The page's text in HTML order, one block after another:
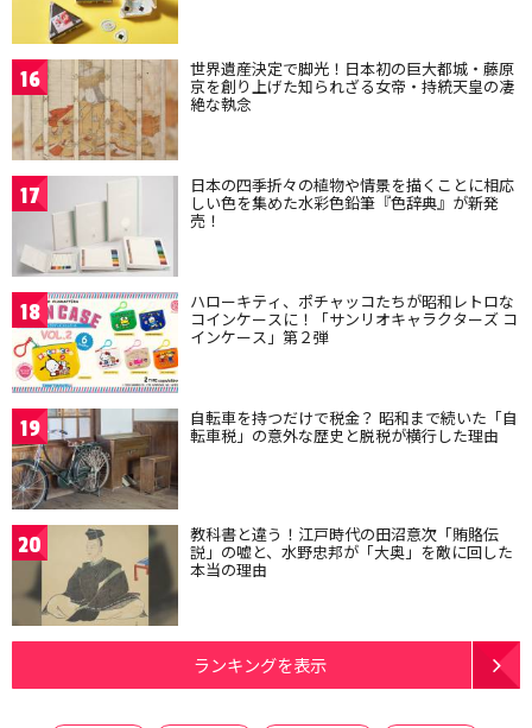
16 世界遺産決定で脚光！日本初の巨大都城・藤原
京を創り上げた知られざる女帝・持統天皇の凄
絶な執念
17 日本の四季折々の植物や情景を描くことに相応
しい色を集めた水彩色鉛筆『色辞典』が新発
売！
18 ハローキティ、ポチャッコたちが昭和レトロな
コインケースに！「サンリオキャラクターズ コ
インケース」第２弾
19 自転車を持つだけで税金？ 昭和まで続いた「自
転車税」の意外な歴史と脱税が横行した理由
20 教科書と違う！江戸時代の田沼意次「賄賂伝
説」の嘘と、水野忠邦が「大奥」を敵に回した
本当の理由
ランキングを表示